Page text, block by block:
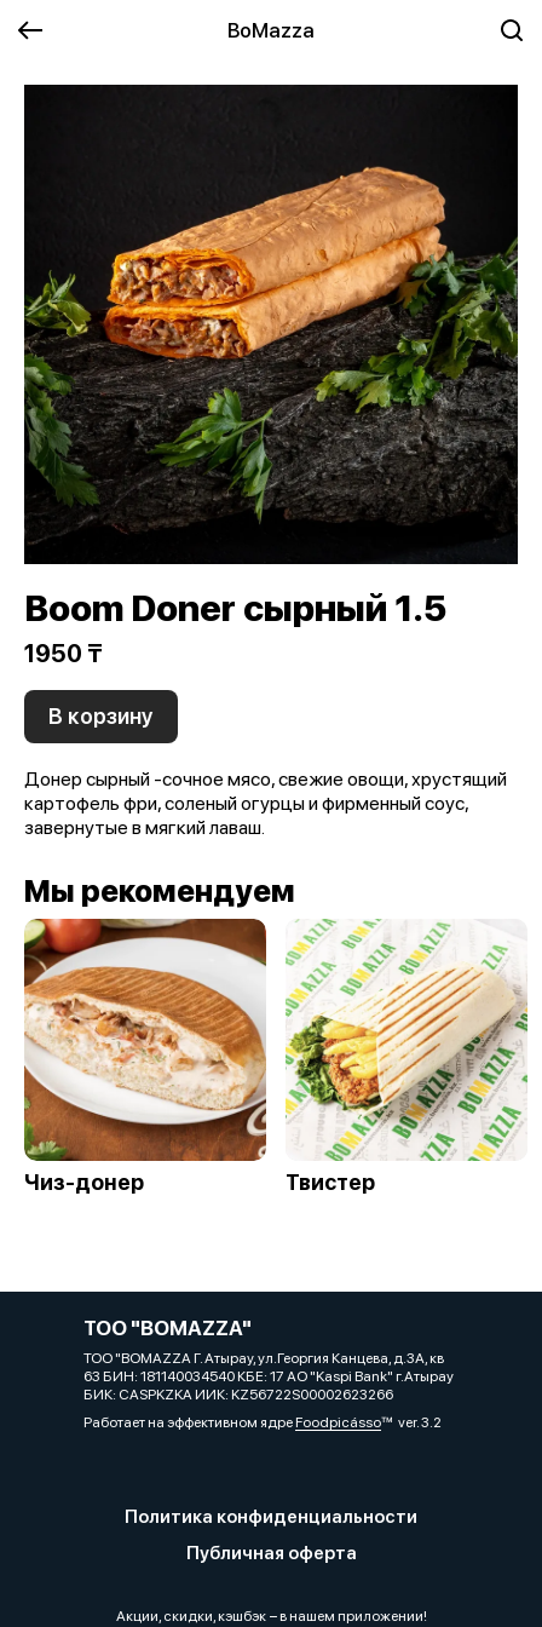
BoMazza
Boom Doner сырный 1.5
1950 ₸
В корзину
Донер сырный -сочное мясо, свежие овощи, хрустящий
картофель фри, соленый огурцы и фирменный соус,
завернутые в мягкий лаваш.
Мы рекомендуем
Чиз-донер Твистер
ТОО "BOMAZZA"
ТОО "BOMAZZA Г. Атырау, ул.Георгия Канцева, д.3А, кв
63 БИН: 181140034540 КБЕ: 17 АО "Kaspi Bank" г.Атырау
БИК: СASPKZKA ИИК: KZ56722S00002623266
Работает на эффективном ядреFoodpicássover. 3.2
Политика конфиденциальности
Публичная оферта
Акции, скидки, кэшбэк − в нашем приложении!